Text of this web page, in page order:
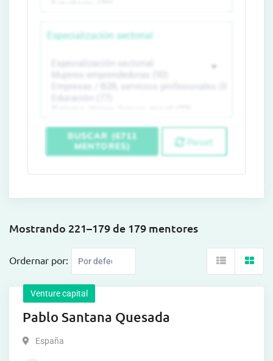
Especialización sectorial
BUSCAR (6711
MENTORES)
Reset
Mostrando 221–179 de 179 mentores
Ordernar por:
Venture capital
Pablo Santana Quesada
España